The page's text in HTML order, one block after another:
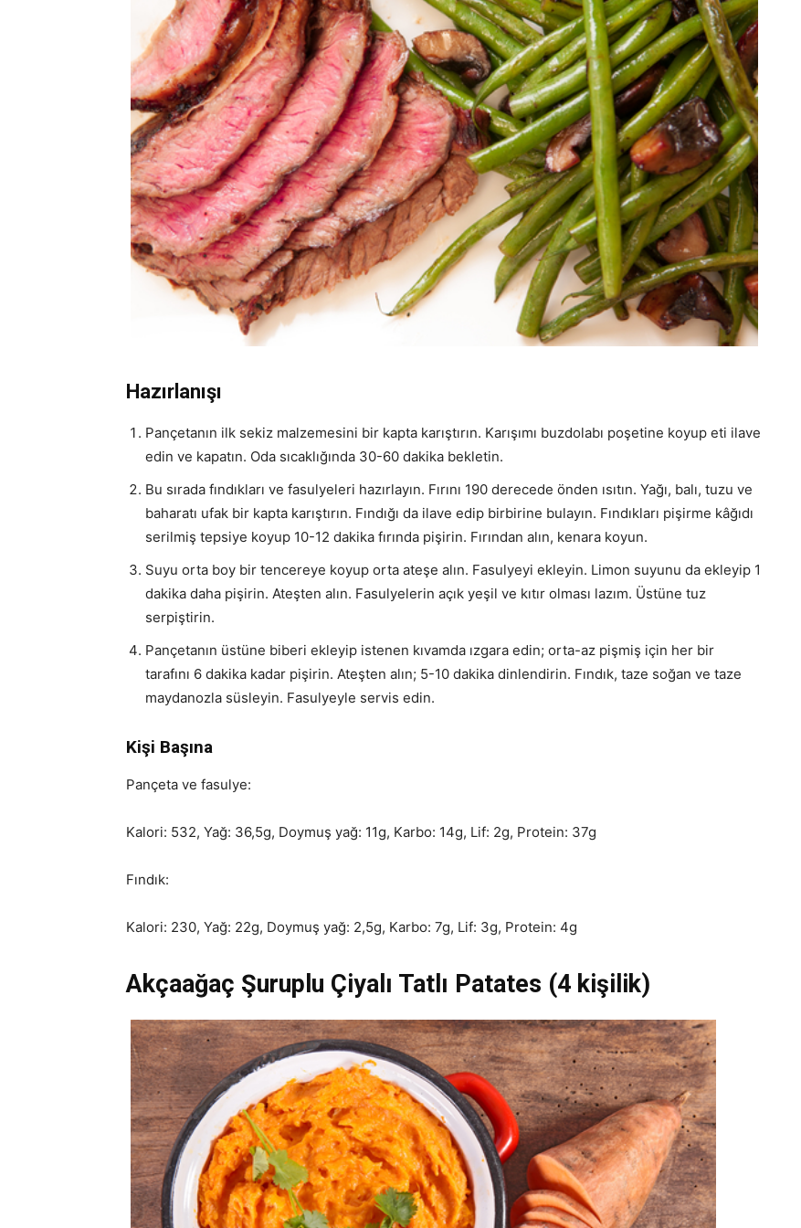
Hazırlanışı
Pançetanın ilk sekiz malzemesini bir kapta karıştırın. Karışımı buzdolabı poşetine koyup eti ilave
edin ve kapatın. Oda sıcaklığında 30-60 dakika bekletin.
Bu sırada fındıkları ve fasulyeleri hazırlayın. Fırını 190 derecede önden ısıtın. Yağı, balı, tuzu ve
baharatı ufak bir kapta karıştırın. Fındığı da ilave edip birbirine bulayın. Fındıkları pişirme kâğıdı
serilmiş tepsiye koyup 10-12 dakika fırında pişirin. Fırından alın, kenara koyun.
Suyu orta boy bir tencereye koyup orta ateşe alın. Fasulyeyi ekleyin. Limon suyunu da ekleyip 1
dakika daha pişirin. Ateşten alın. Fasulyelerin açık yeşil ve kıtır olması lazım. Üstüne tuz
serpiştirin.
Pançetanın üstüne biberi ekleyip istenen kıvamda ızgara edin; orta-az pişmiş için her bir
tarafını 6 dakika kadar pişirin. Ateşten alın; 5-10 dakika dinlendirin. Fındık, taze soğan ve taze
maydanozla süsleyin. Fasulyeyle servis edin.
Kişi Başına
Pançeta ve fasulye:
Kalori: 532, Yağ: 36,5g, Doymuş yağ: 11g, Karbo: 14g, Lif: 2g, Protein: 37g
Fındık:
Kalori: 230, Yağ: 22g, Doymuş yağ: 2,5g, Karbo: 7g, Lif: 3g, Protein: 4g
Akçaağaç Şuruplu Çiyalı Tatlı Patates (4 kişilik)